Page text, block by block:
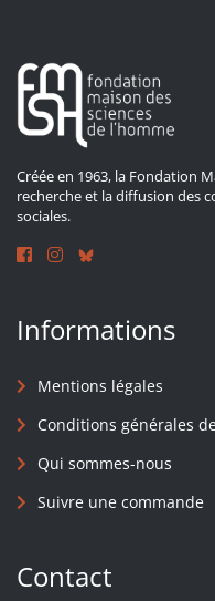
Créée en 1963, la Fondation
recherche et la diffusion des
sociales.
Informations
Mentions légales
Conditions générales
Qui sommes-nous
Suivre une commande
Contact